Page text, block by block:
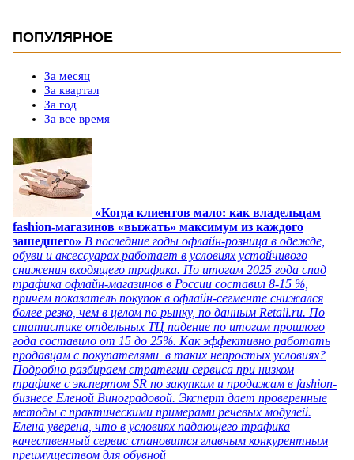
ПОПУЛЯРНОЕ
За месяц
За квартал
За год
За все время
«Когда клиентов мало: как владельцам
fashion-магазинов «выжать» максимум из каждого
зашедшего» В последние годы офлайн-розница в одежде,
обуви и аксессуарах работает в условиях устойчивого
снижения входящего трафика. По итогам 2025 года спад
трафика офлайн-магазинов в России составил 8-15 %,
причем показатель покупок в офлайн-сегменте снижался
более резко, чем в целом по рынку, по данным Retail.ru. По
статистике отдельных ТЦ падение по итогам прошлого
года составило от 15 до 25%. Как эффективно работать
продавцам с покупателями в таких непростых условиях?
Подробно разбираем стратегии сервиса при низком
трафике с экспертом SR по закупкам и продажам в fashion-
бизнесе Еленой Виноградовой. Эксперт дает проверенные
методы с практическими примерами речевых модулей.
Елена уверена, что в условиях падающего трафика
качественный сервис становится главным конкурентным
преимуществом для обувной